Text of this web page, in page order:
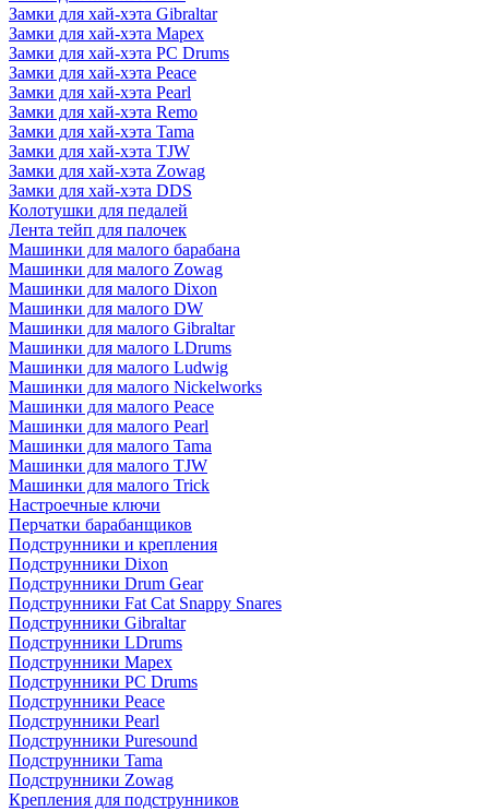
Замки для хай-хэта Gibraltar
Замки для хай-хэта Mapex
Замки для хай-хэта PC Drums
Замки для хай-хэта Peace
Замки для хай-хэта Pearl
Замки для хай-хэта Remo
Замки для хай-хэта Tama
Замки для хай-хэта TJW
Замки для хай-хэта Zowag
Замки для хай-хэта DDS
Колотушки для педалей
Лента тейп для палочек
Машинки для малого барабана
Машинки для малого Zowag
Машинки для малого Dixon
Машинки для малого DW
Машинки для малого Gibraltar
Машинки для малого LDrums
Машинки для малого Ludwig
Машинки для малого Nickelworks
Машинки для малого Peace
Машинки для малого Pearl
Машинки для малого Tama
Машинки для малого TJW
Машинки для малого Trick
Настроечные ключи
Перчатки барабанщиков
Подструнники и крепления
Подструнники Dixon
Подструнники Drum Gear
Подструнники Fat Cat Snappy Snares
Подструнники Gibraltar
Подструнники LDrums
Подструнники Mapex
Подструнники PC Drums
Подструнники Peace
Подструнники Pearl
Подструнники Puresound
Подструнники Tama
Подструнники Zowag
Крепления для подструнников